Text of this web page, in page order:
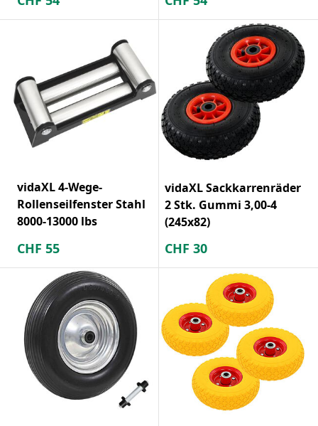
vidaXL 4-Wege-
Rollenseilfenster Stahl
8000-13000 lbs
CHF 55
vidaXL Sackkarrenräder
2 Stk. Gummi 3,00-4
(245x82)
CHF 30